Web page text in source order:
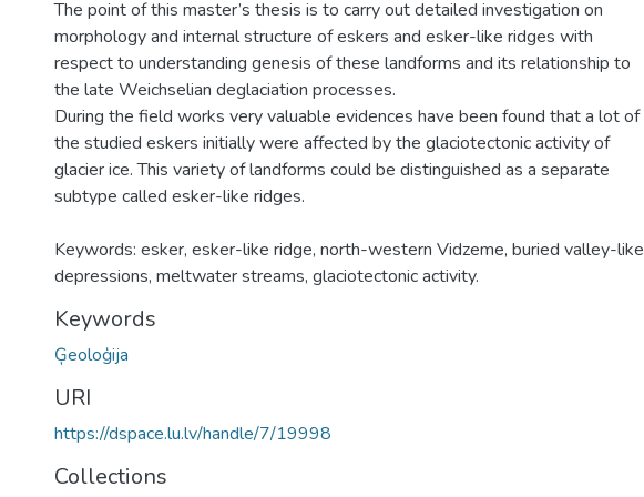
The point of this master’s thesis is to carry out detailed investigation on
morphology and internal structure of eskers and esker-like ridges with
respect to understanding genesis of these landforms and its relationship to
the late Weichselian deglaciation processes.
During the field works very valuable evidences have been found that a lot of
the studied eskers initially were affected by the glaciotectonic activity of
glacier ice. This variety of landforms could be distinguished as a separate
subtype called esker-like ridges.
Keywords: esker, esker-like ridge, north-western Vidzeme, buried valley-like
depressions, meltwater streams, glaciotectonic activity.
Keywords
Ģeoloģija
URI
https://dspace.lu.lv/handle/7/19998
Collections